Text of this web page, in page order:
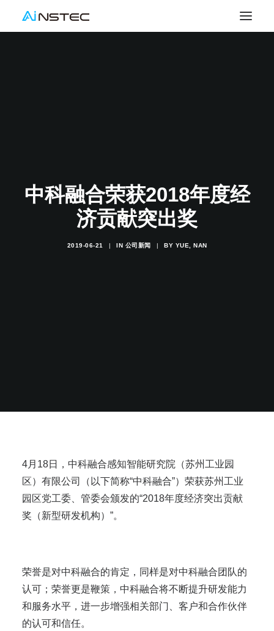
中科融合荣获2018年度经
济贡献突出奖
2019-06-21 | IN 公司新闻 | BY YUE, NAN
4月18日，中科融合感知智能研究院（苏州工业园
区）有限公司（以下简称“中科融合”）荣获苏州工业
园区党工委、管委会颁发的“2018年度经济突出贡献
奖（新型研发机构）”。
荣誉是对中科融合的肯定，同样是对中科融合团队的
认可；荣誉更是鞭策，中科融合将不断提升研发能力
和服务水平，进一步增强相关部门、客户和合作伙伴
的认可和信任。